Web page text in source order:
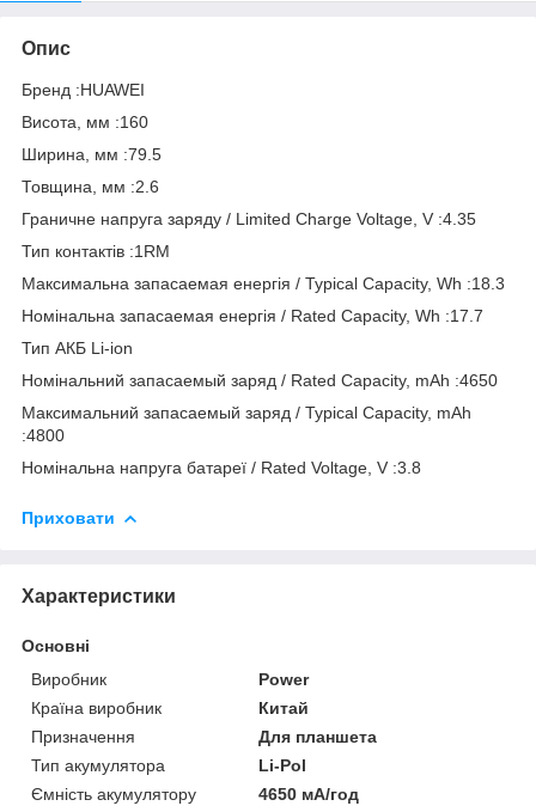
Опис
Бренд :HUAWEI
Висота, мм :160
Ширина, мм :79.5
Товщина, мм :2.6
Граничне напруга заряду / Limited Charge Voltage, V :4.35
Тип контактів :1RM
Максимальна запасаемая енергія / Typical Capacity, Wh :18.3
Номінальна запасаемая енергія / Rated Capacity, Wh :17.7
Тип АКБ Li-ion
Номінальний запасаемый заряд / Rated Capacity, mAh :4650
Максимальний запасаемый заряд / Typical Capacity, mAh
:4800
Номінальна напруга батареї / Rated Voltage, V :3.8
Приховати
Характеристики
Основні
Виробник
Power
Країна виробник
Китай
Призначення
Для планшета
Тип акумулятора
Li-Pol
Ємність акумулятору
4650 мА/год